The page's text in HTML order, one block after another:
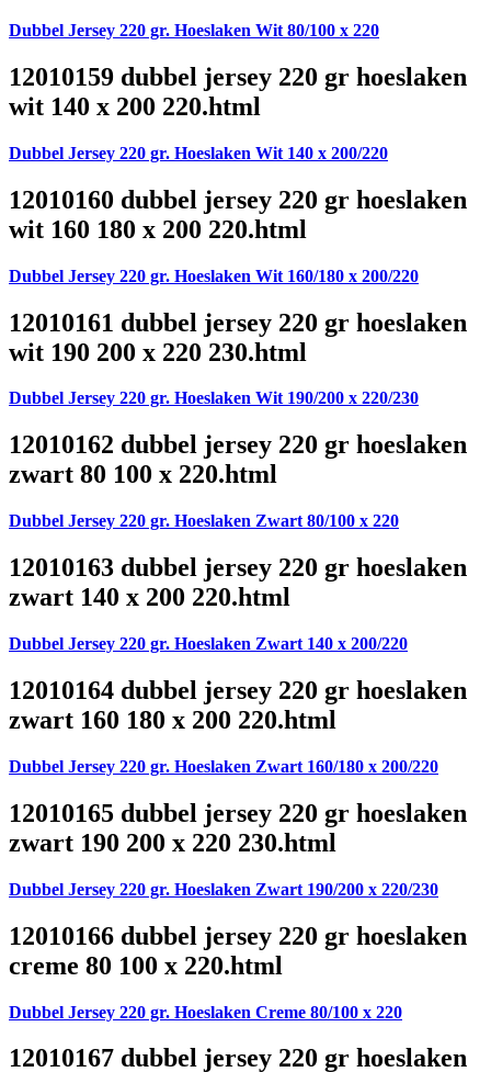
Dubbel Jersey 220 gr. Hoeslaken Wit 80/100 x 220
12010159 dubbel jersey 220 gr hoeslaken
wit 140 x 200 220.html
Dubbel Jersey 220 gr. Hoeslaken Wit 140 x 200/220
12010160 dubbel jersey 220 gr hoeslaken
wit 160 180 x 200 220.html
Dubbel Jersey 220 gr. Hoeslaken Wit 160/180 x 200/220
12010161 dubbel jersey 220 gr hoeslaken
wit 190 200 x 220 230.html
Dubbel Jersey 220 gr. Hoeslaken Wit 190/200 x 220/230
12010162 dubbel jersey 220 gr hoeslaken
zwart 80 100 x 220.html
Dubbel Jersey 220 gr. Hoeslaken Zwart 80/100 x 220
12010163 dubbel jersey 220 gr hoeslaken
zwart 140 x 200 220.html
Dubbel Jersey 220 gr. Hoeslaken Zwart 140 x 200/220
12010164 dubbel jersey 220 gr hoeslaken
zwart 160 180 x 200 220.html
Dubbel Jersey 220 gr. Hoeslaken Zwart 160/180 x 200/220
12010165 dubbel jersey 220 gr hoeslaken
zwart 190 200 x 220 230.html
Dubbel Jersey 220 gr. Hoeslaken Zwart 190/200 x 220/230
12010166 dubbel jersey 220 gr hoeslaken
creme 80 100 x 220.html
Dubbel Jersey 220 gr. Hoeslaken Creme 80/100 x 220
12010167 dubbel jersey 220 gr hoeslaken